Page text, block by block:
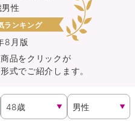
す
員さま専用保険
覧
8月版
性
ランキング
品をクリックが
式でご紹介します。